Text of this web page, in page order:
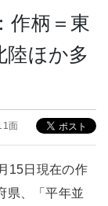
作柄＝東
ほか多
面
15日現在の作
県、「平年並